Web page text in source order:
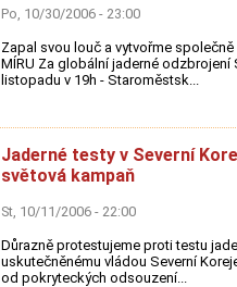
Po, 10/30/2006 - 23:00
Zapal svou louč a vytvořme společně
MÍRU Za globální jaderné odzbrojení
listopadu v 19h - Staroměstsk...
Jaderné testy v Severní
světová kampaň
St, 10/11/2006 - 22:00
Důrazně protestujeme proti testu
uskutečněnému vládou Severní
od pokryteckých odsouzení...